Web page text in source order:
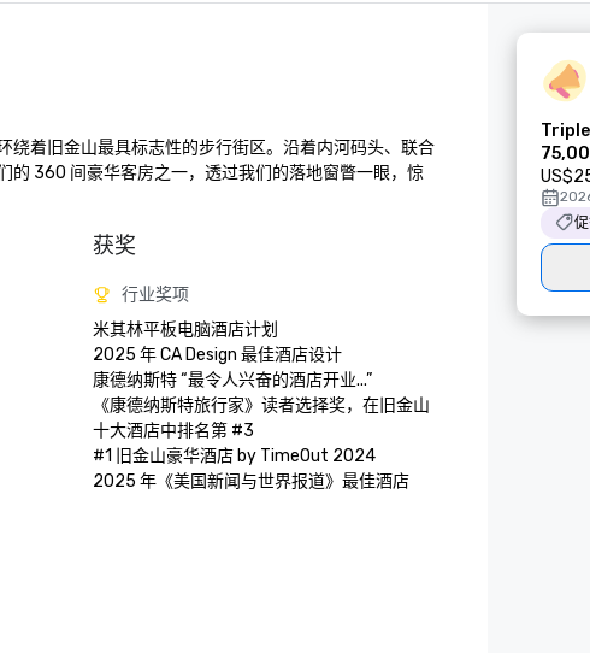
着旧金山最具标志性的步行街区。沿着内河码头、联合
的 360 间豪华客房之一，透过我们的落地窗瞥一眼，惊
获奖
行业奖项
米其林平板电脑酒店计划
2025 年 CA Design 最佳酒店设计
康德纳斯特 “最令人兴奋的酒店开业...”
《康德纳斯特旅行家》读者选择奖，在旧金山
十大酒店中排名第 #3
#1 旧金山豪华酒店 by TimeOut 2024